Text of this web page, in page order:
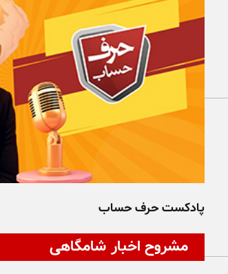
پادکست حرف حساب
مشروح اخبار شامگاهی